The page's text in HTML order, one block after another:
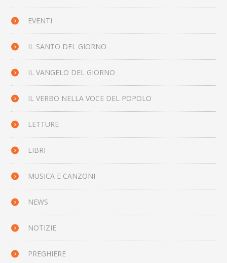
EVENTI
IL SANTO DEL GIORNO
IL VANGELO DEL GIORNO
IL VERBO NELLA VOCE DEL POPOLO
LETTURE
LIBRI
MUSICA E CANZONI
NEWS
NOTIZIE
PREGHIERE